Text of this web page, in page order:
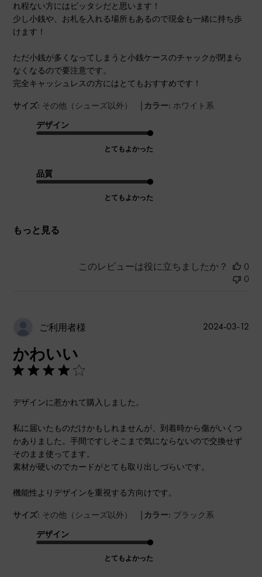
れ程ない方にはピッタシだと思います！
少し小銭や、お札を入れる場所もあるので現金も一緒に持ち歩
けます！
ただ小銭が多くなってしまうと小銭ケースのチャックが閉まら
なくなるので要注意です。
完全キャッシュレスの方にはとてもおすすめです！
サイズ: その他（シューズ以外） | カラー: ホワイト系
デザイン
とてもよかった
品質
とてもよかった
もっと見る
このレビューは役に立ちましたか？
0
0
ご利用者様
かわいい
デザインに惹かれて購入しました。
私に届いたものだけかもしれませんが、到着時から傷がいくつ
かありました。手間ですしそこまで気にならないので交換せず
そのまま使ってます。
素材が硬いのでカードがとても取り出しづらいです。
機能性よりデザインを重視する方向けです。
サイズ: その他（シューズ以外） | カラー: ブラック系
デザイン
とてもよかった
公
2024-03-12